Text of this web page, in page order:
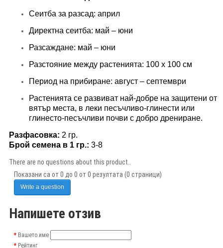
Сеитба за разсад: април
Директна сеитба: май – юни
Разсаждане: май – юни
Разстояние между растенията: 100 x 100 см
Период на прибиране: август – септември
Растенията се развиват най-добре на защитени от
вятър места, в леки песъчливо-глинести или
глинесто-песъчливи почви с добро дрениране.
Разфасовка: 2 гр.
Брой семена в 1 гр.: 3-8
There are no questions about this product..
Показани са от 0 до 0 от 0 резултата (0 страници)
Write a question
Напишете отзив
Вашето име
Рейтинг